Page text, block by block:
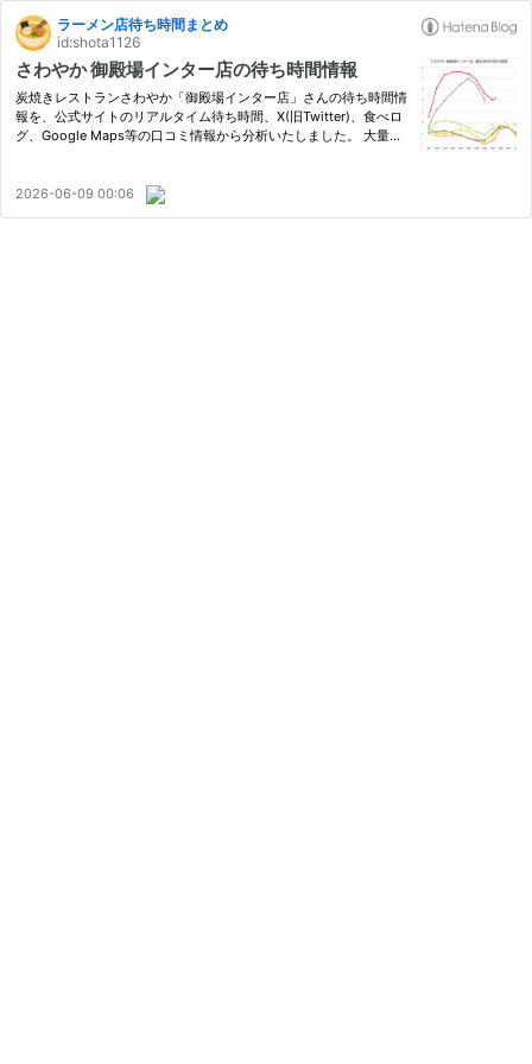
ラーメン店待ち時間まとめ
id:shota1126
さわやか 御殿場インター店の待ち時間情報
炭焼きレストランさわやか「御殿場インター店」さんの待ち時間情
報を、公式サイトのリアルタイム待ち時間、X(旧Twitter)、食べロ
グ、Google Maps等の口コミ情報から分析いたしました。 大量の
違…
2026-06-09 00:06